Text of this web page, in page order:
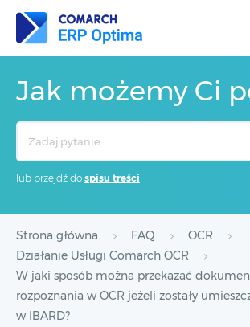
Jak możemy Ci
lub przejdź do spisu treści
Strona główna FAQ
OCR
Działanie Usługi Comarch OCR
W jaki sposób można przekazać
rozpoznania w OCR jeżeli zostały
w IBARD?